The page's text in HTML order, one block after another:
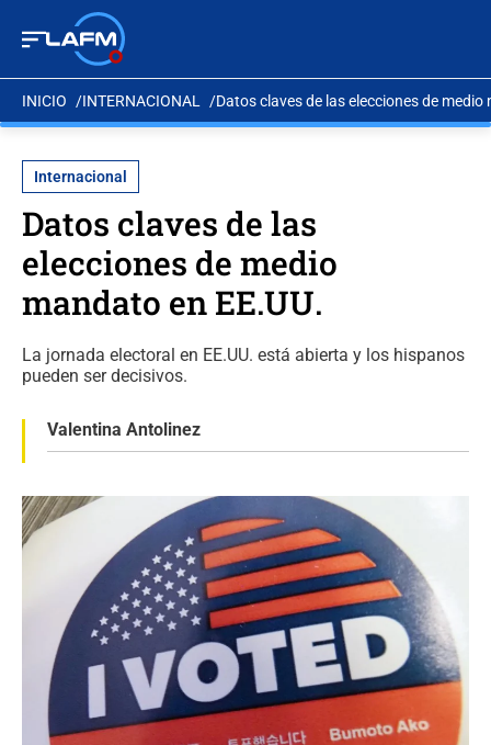
INICIO INTERNACIONAL Datos claves de las elecciones de medio
Internacional
Datos claves de las
elecciones de medio
mandato en EE.UU.
La jornada electoral en EE.UU. está abierta y los hispanos
pueden ser decisivos.
Valentina Antolinez